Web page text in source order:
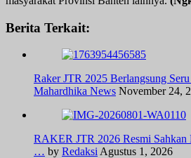
Berita Terkait:
Raker JTR 2025 Berlangsung
Mahardhika News November 24,
RAKER JTR 2026 Resmi Sahkan
… by Redaksi Agustus 1, 2026